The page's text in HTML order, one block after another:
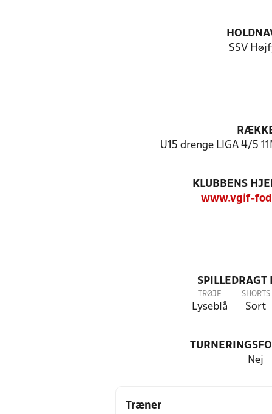
SSV
U15 drenge LIGA 4/5
KLUBBENS
www.vgif-
SPILLEDRAGT
TRØJE
Lyseblå
SHORTS
Sort
Nej
Træner